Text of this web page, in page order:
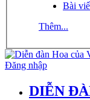
Bài
Thêm...
Đăng nhập
DIỄN